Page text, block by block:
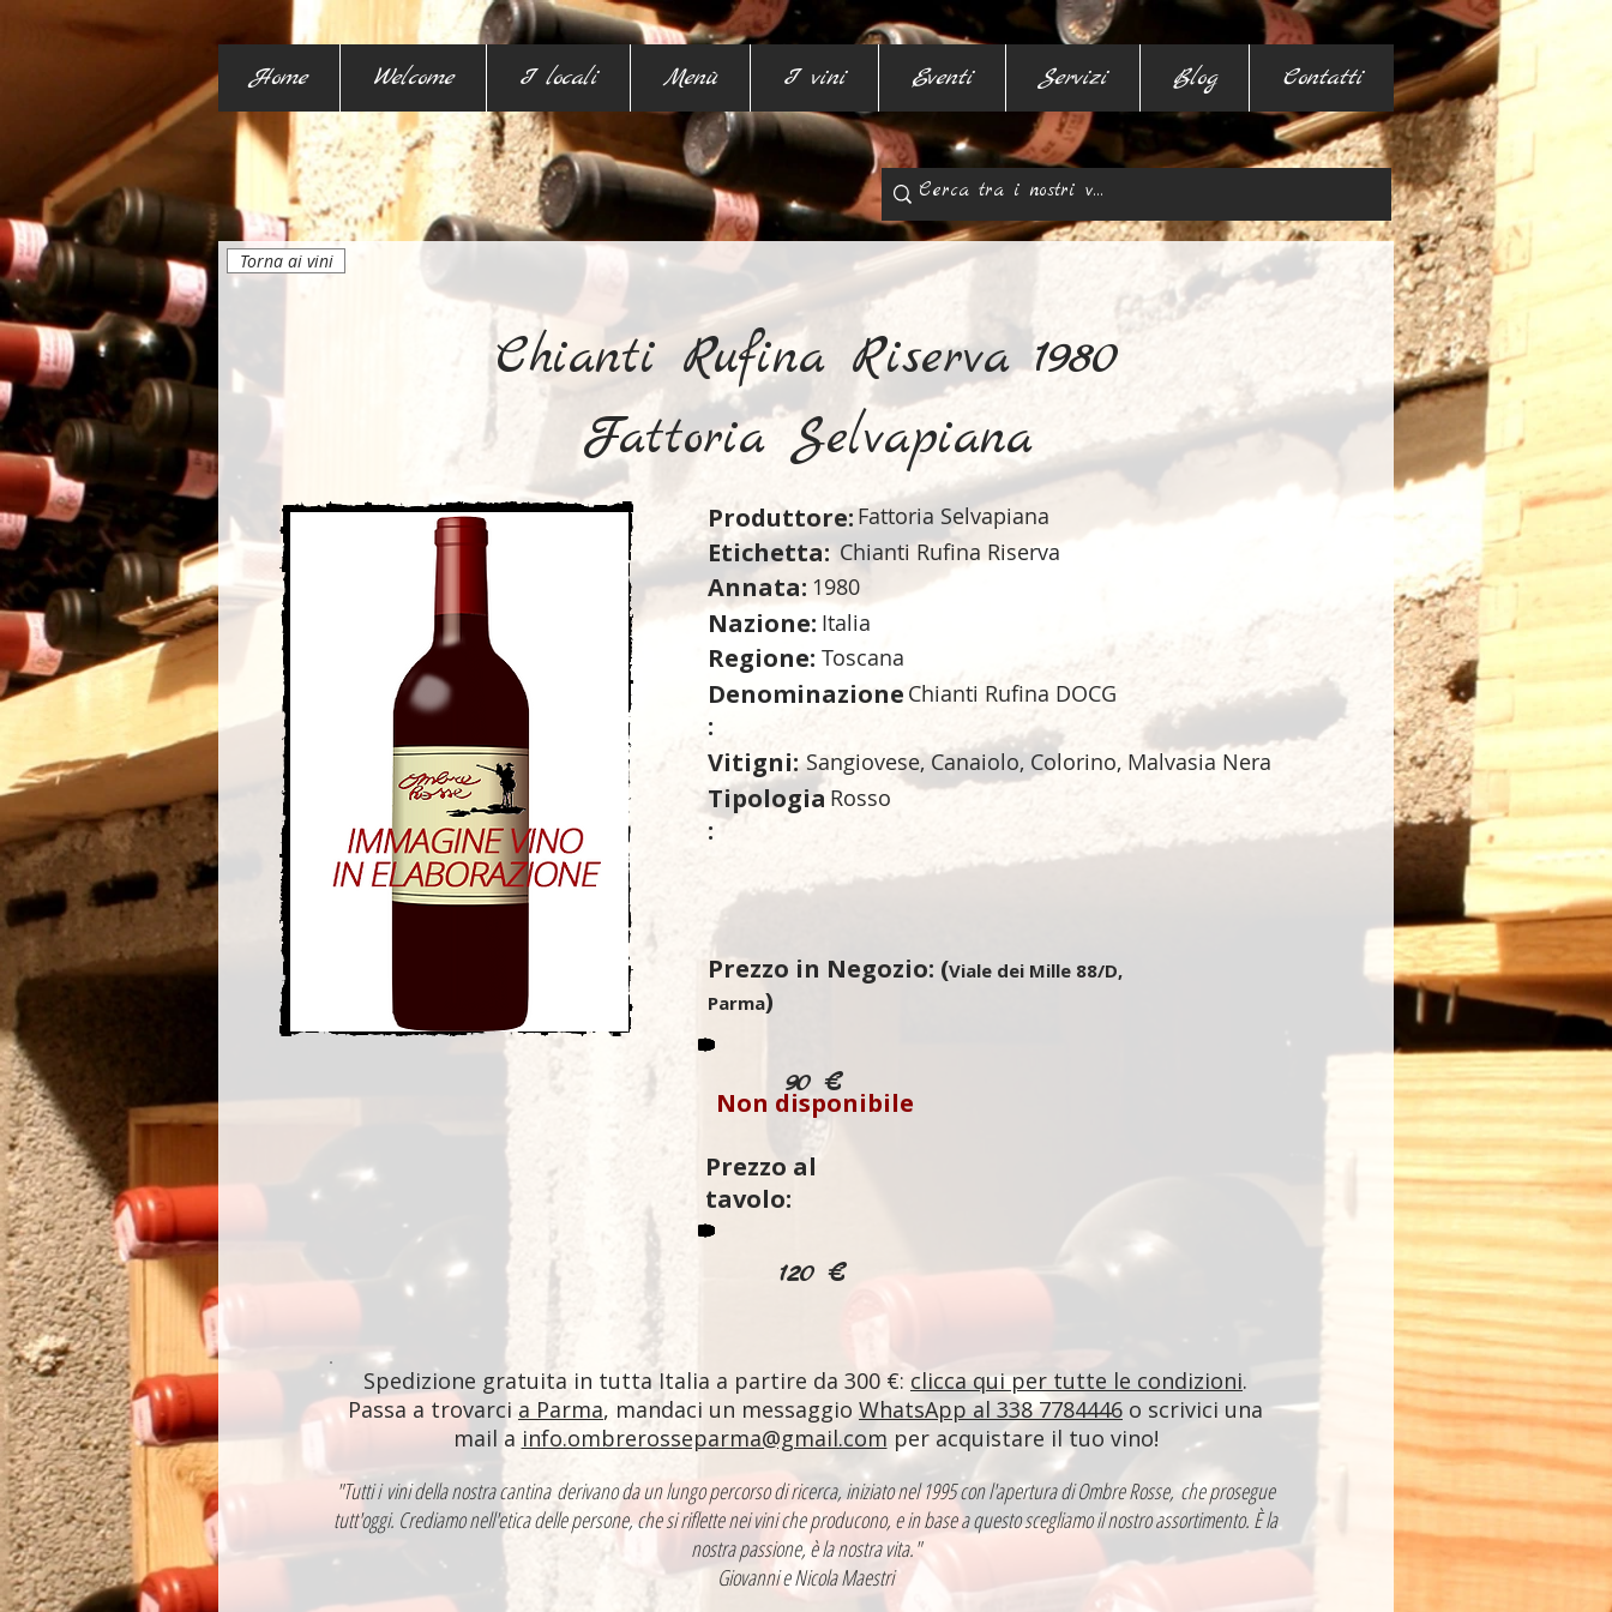
Home Welcome I locali Menù I vini Eventi Servizi Blog Contatti
Torna ai vini
Chianti Rufina Riserva 1980
Fattoria Selvapiana
Produttore:Fattoria Selvapiana
Etichetta: Chianti Rufina Riserva
Annata: 1980
Nazione: Italia
Regione: Toscana
Denominazione
:
Chianti Rufina DOCG
Vitigni: Sangiovese, Canaiolo, Colorino, Malvasia Nera
Tipologia
:
Rosso
Prezzo in Negozio: (Viale dei Mille 88/D,
Parma)
90 €
Non disponibile
Prezzo al
tavolo:
120 €
Spedizione gratuita in tutta Italia a partire da 300 €: clicca qui per tutte le condizioni.
Passa a trovarci a Parma, mandaci un messaggio WhatsApp al 338 7784446 o scrivici una
mail a info.ombrerosseparma@gmail.com per acquistare il tuo vino!
"Tutti i vini della nostra cantina derivano da un lungo percorso di ricerca, iniziato nel 1995 con l'apertura di Ombre Rosse, che prosegue
tutt'oggi. Crediamo nell'etica delle persone, che si riflette nei vini che producono, e in base a questo scegliamo il nostro assortimento. È la
nostra passione, è la nostra vita."
Giovanni e Nicola Maestri